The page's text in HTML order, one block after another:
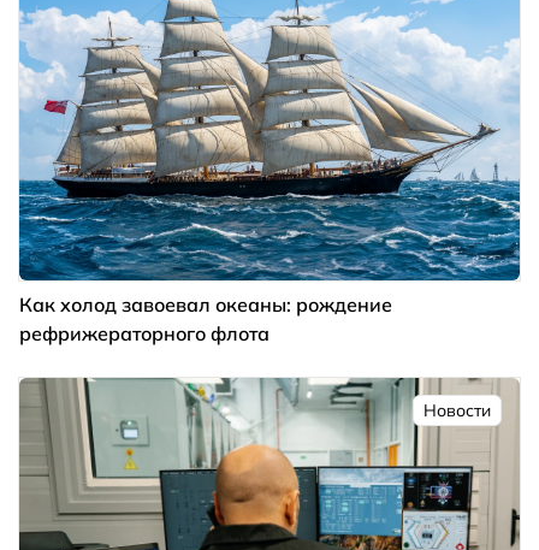
Как холод завоевал океаны: рождение
рефрижераторного флота
Новости